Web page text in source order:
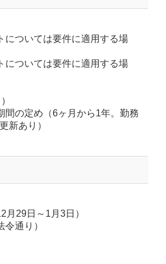
については要件に適用する場
については要件に適用する場
間の定め（6ヶ月から1年。勤務
新あり）
月29日～1月3日）
通り）